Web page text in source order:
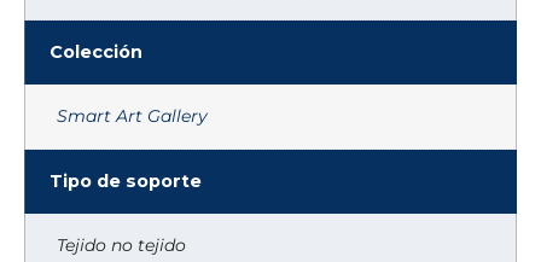
Colección
Smart Art Gallery
Tipo de soporte
Tejido no tejido